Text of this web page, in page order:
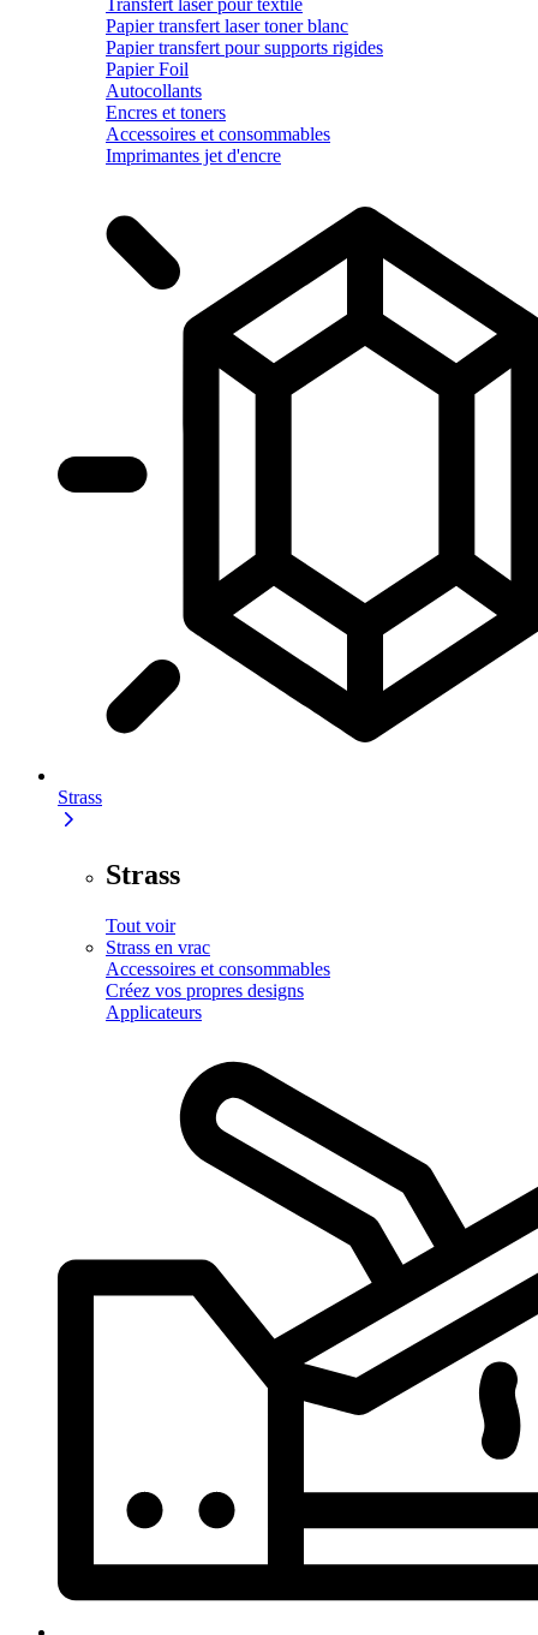
Papier transfert laser toner blanc
Papier transfert pour supports rigides
Papier Foil
Autocollants
Encres et toners
Accessoires et consommables
Imprimantes jet d'encre
Strass
Strass
Tout voir
Strass en vrac
Accessoires et consommables
Créez vos propres designs
Applicateurs